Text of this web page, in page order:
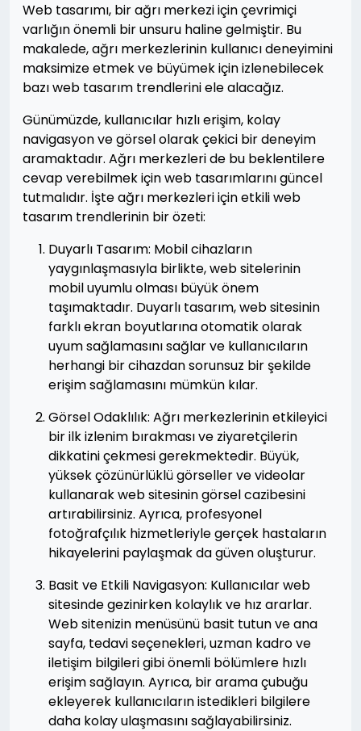
Web tasarımı, bir ağrı merkezi için çevrimiçi
varlığın önemli bir unsuru haline gelmiştir. Bu
makalede, ağrı merkezlerinin kullanıcı deneyimini
maksimize etmek ve büyümek için izlenebilecek
bazı web tasarım trendlerini ele alacağız.
Günümüzde, kullanıcılar hızlı erişim, kolay
navigasyon ve görsel olarak çekici bir deneyim
aramaktadır. Ağrı merkezleri de bu beklentilere
cevap verebilmek için web tasarımlarını güncel
tutmalıdır. İşte ağrı merkezleri için etkili web
tasarım trendlerinin bir özeti:
Duyarlı Tasarım: Mobil cihazların
yaygınlaşmasıyla birlikte, web sitelerinin
mobil uyumlu olması büyük önem
taşımaktadır. Duyarlı tasarım, web sitesinin
farklı ekran boyutlarına otomatik olarak
uyum sağlamasını sağlar ve kullanıcıların
herhangi bir cihazdan sorunsuz bir şekilde
erişim sağlamasını mümkün kılar.
Görsel Odaklılık: Ağrı merkezlerinin etkileyici
bir ilk izlenim bırakması ve ziyaretçilerin
dikkatini çekmesi gerekmektedir. Büyük,
yüksek çözünürlüklü görseller ve videolar
kullanarak web sitesinin görsel cazibesini
artırabilirsiniz. Ayrıca, profesyonel
fotoğrafçılık hizmetleriyle gerçek hastaların
hikayelerini paylaşmak da güven oluşturur.
Basit ve Etkili Navigasyon: Kullanıcılar web
sitesinde gezinirken kolaylık ve hız ararlar.
Web sitenizin menüsünü basit tutun ve ana
sayfa, tedavi seçenekleri, uzman kadro ve
iletişim bilgileri gibi önemli bölümlere hızlı
erişim sağlayın. Ayrıca, bir arama çubuğu
ekleyerek kullanıcıların istedikleri bilgilere
daha kolay ulaşmasını sağlayabilirsiniz.